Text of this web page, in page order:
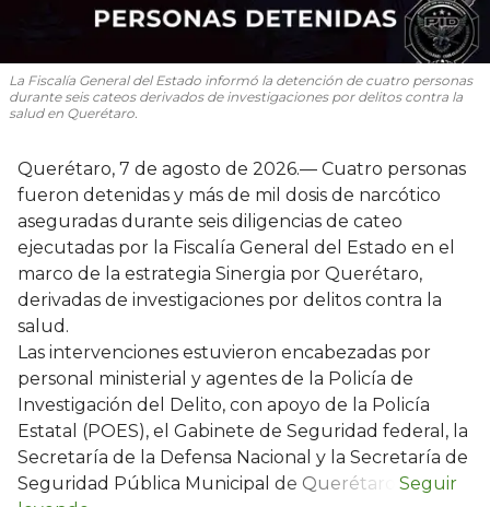
La Fiscalía General del Estado informó la detención de cuatro personas
durante seis cateos derivados de investigaciones por delitos contra la
salud en Querétaro.
Querétaro, 7 de agosto de 2026.— Cuatro personas
fueron detenidas y más de mil dosis de narcótico
aseguradas durante seis diligencias de cateo
ejecutadas por la Fiscalía General del Estado en el
marco de la estrategia Sinergia por Querétaro,
derivadas de investigaciones por delitos contra la
salud.
Las intervenciones estuvieron encabezadas por
personal ministerial y agentes de la Policía de
Investigación del Delito, con apoyo de la Policía
Estatal (POES), el Gabinete de Seguridad federal, la
Secretaría de la Defensa Nacional y la Secretaría de
Seguridad Pública Municipal de Querétaro.